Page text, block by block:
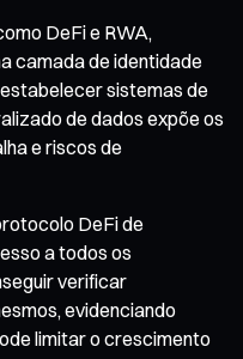
DeFi e RWA,
camada de identidade
sistemas de
de dados expõe os
e riscos de
DeFi de
a todos os
verificar
evidenciando
limitar o crescimento